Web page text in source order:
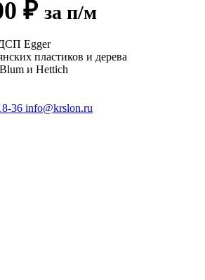
₽ за п/м
Egger
пластиков и дерева
и Hettich
36 info@krslon.ru